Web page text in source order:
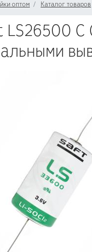
оптом Каталог товаров
LS26500 C